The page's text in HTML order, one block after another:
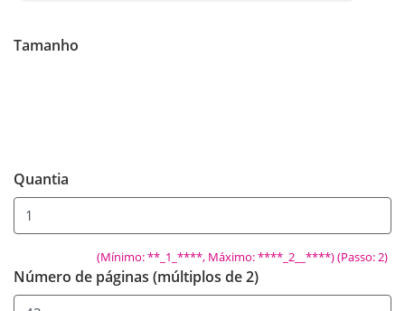
Tamanho
Quantia
(Mínimo: **_1_****, Máximo: ****_2__****) (Passo: 2)
Número de páginas (múltiplos de 2)